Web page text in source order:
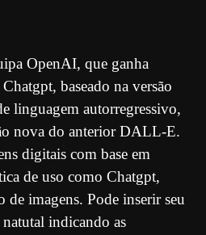
OpenAI, que ganha
baseado na versão
linguagem autorregressivo,
nova do anterior DALL-E.
digitais com base em
de uso como Chatgpt,
de imagens. Pode inserir seu
indicando as